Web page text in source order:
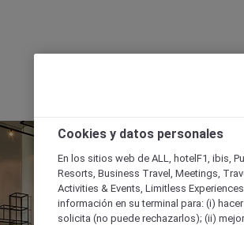
Cookies y datos personales
En los sitios web de ALL, hotelF1, ibis,
Resorts, Business Travel, Meetings,
Activities & Events, Limitless Experiences
información en su terminal para: (i)
solicita (no puede rechazarlos); (ii)